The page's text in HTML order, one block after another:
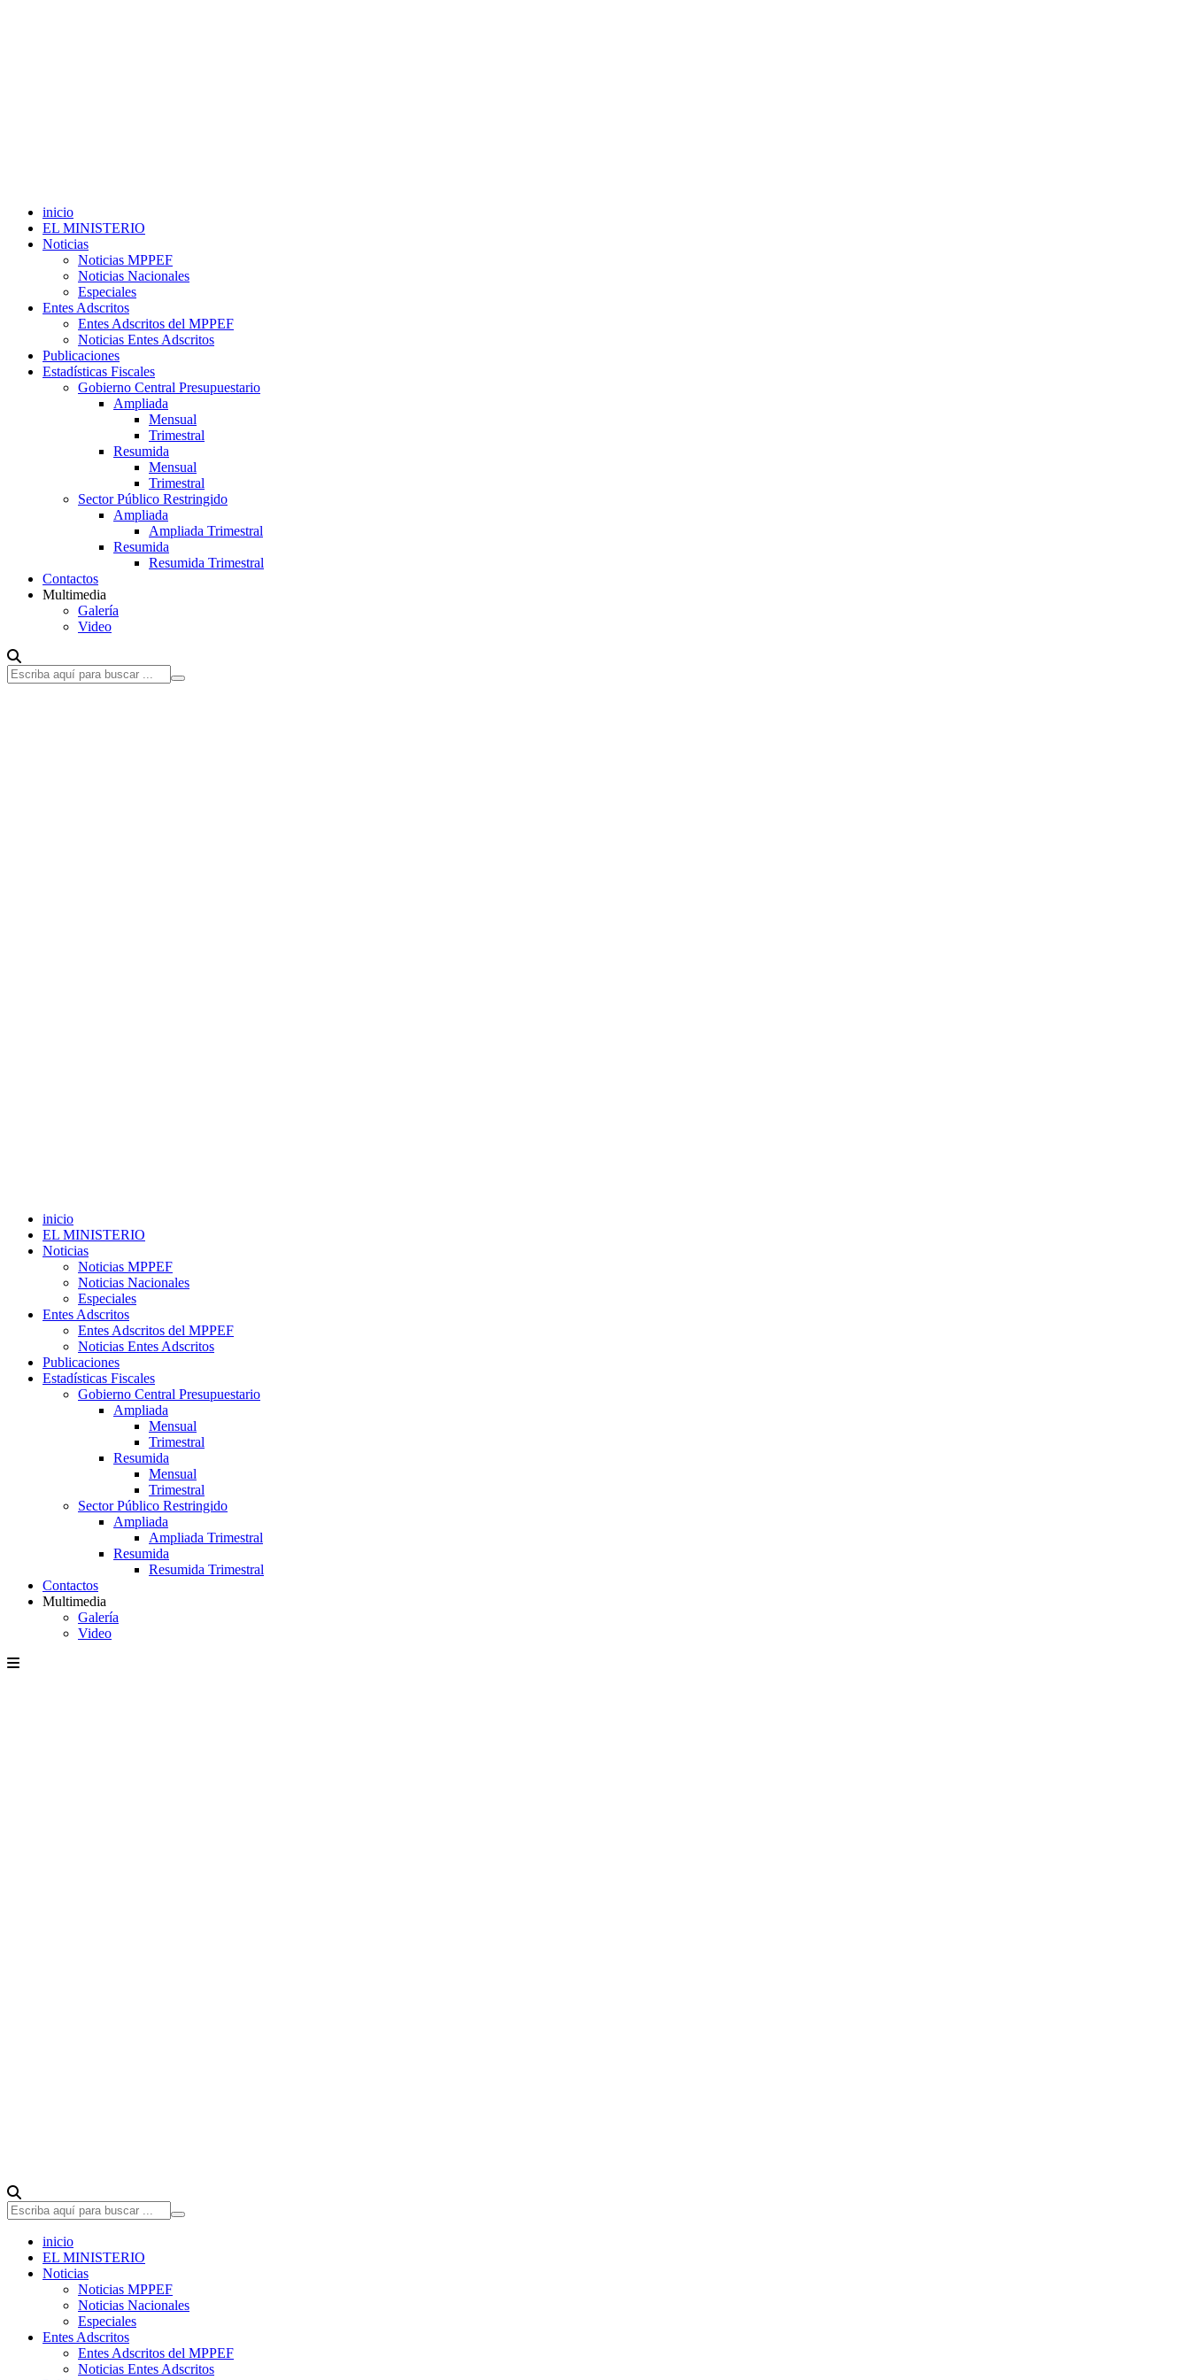
inicio
EL MINISTERIO
Noticias
Noticias MPPEF
Noticias Nacionales
Especiales
Entes Adscritos
Entes Adscritos del MPPEF
Noticias Entes Adscritos
Publicaciones
Estadísticas Fiscales
Gobierno Central Presupuestario
Ampliada
Mensual
Trimestral
Resumida
Mensual
Trimestral
Sector Público Restringido
Ampliada
Ampliada Trimestral
Resumida
Resumida Trimestral
Contactos
Multimedia
Galería
Video
inicio
EL MINISTERIO
Noticias
Noticias MPPEF
Noticias Nacionales
Especiales
Entes Adscritos
Entes Adscritos del MPPEF
Noticias Entes Adscritos
Publicaciones
Estadísticas Fiscales
Gobierno Central Presupuestario
Ampliada
Mensual
Trimestral
Resumida
Mensual
Trimestral
Sector Público Restringido
Ampliada
Ampliada Trimestral
Resumida
Resumida Trimestral
Contactos
Multimedia
Galería
Video
inicio
EL MINISTERIO
Noticias
Noticias MPPEF
Noticias Nacionales
Especiales
Entes Adscritos
Entes Adscritos del MPPEF
Noticias Entes Adscritos